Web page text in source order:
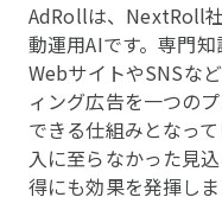
AdRollは、NextRoll
動運用AIです。専門知
WebサイトやSNSな
ィング広告を一つの
できる仕組みとなっ
入に至らなかった見
得にも効果を発揮し